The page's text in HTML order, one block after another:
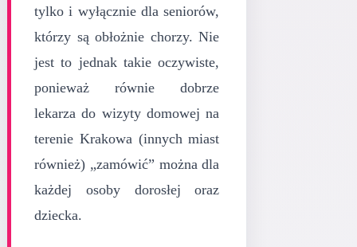
tylko i wyłącznie dla seniorów,
którzy są obłożnie chorzy. Nie
jest to jednak takie oczywiste,
ponieważ równie dobrze
lekarza do wizyty domowej na
terenie Krakowa (innych miast
również) „zamówić” można dla
każdej osoby dorosłej oraz
dziecka.